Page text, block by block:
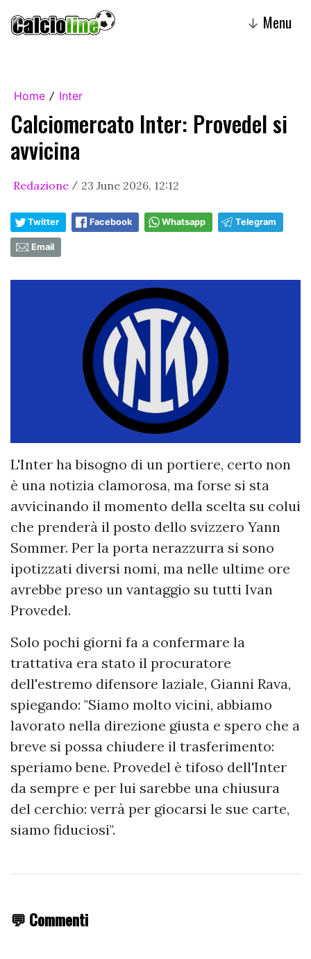
↓ Menu
Home / Inter
Calciomercato Inter: Provedel si
avvicina
Redazione / 23 June 2026, 12:12
Twitter Facebook Whatsapp Telegram
Email
L'Inter ha bisogno di un portiere, certo non
è una notizia clamorosa, ma forse si sta
avvicinando il momento della scelta su colui
che prenderà il posto dello svizzero Yann
Sommer. Per la porta nerazzurra si sono
ipotizzati diversi nomi, ma nelle ultime ore
avrebbe preso un vantaggio su tutti Ivan
Provedel.
Solo pochi giorni fa a confermare la
trattativa era stato il procuratore
dell'estremo difensore laziale, Gianni Rava,
spiegando: "Siamo molto vicini, abbiamo
lavorato nella direzione giusta e spero che a
breve si possa chiudere il trasferimento:
speriamo bene. Provedel è tifoso dell'Inter
da sempre e per lui sarebbe una chiusura
del cerchio: verrà per giocarsi le sue carte,
siamo fiduciosi".
💬 Commenti